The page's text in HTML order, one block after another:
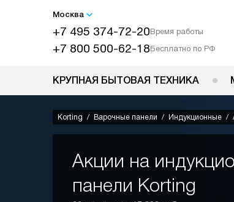
Москва
+7 495 374-72-20Время работы
+7 800 500-62-18Бесплатно по РФ
КРУПНАЯ БЫТОВАЯ ТЕХНИКА
Korting Варочные панели Индукционные
Акции на
панели Korting